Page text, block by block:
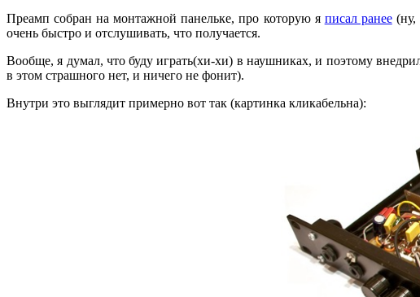
Преамп собран на монтажной панельке, про которую я писал ранее(ну,
очень быстро и отслушивать, что получается.
Вообще, я думал, что буду играть(хи-хи) в наушниках, и поэтому
в этом страшного нет, и ничего не фонит).
Внутри это выглядит примерно вот так (картинка кликабельна):